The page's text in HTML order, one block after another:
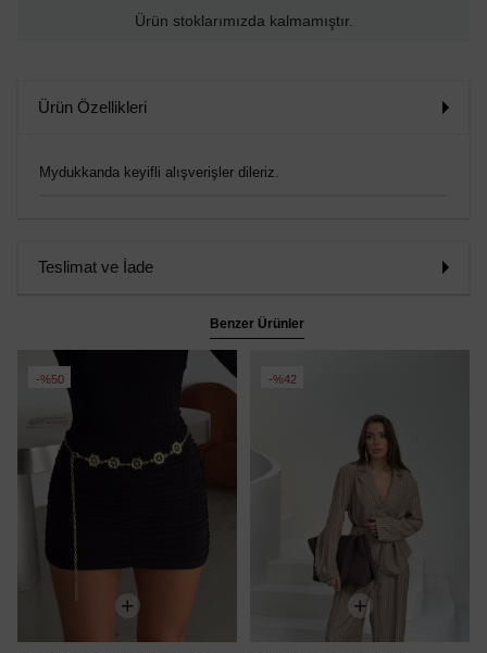
Ürün stoklarımızda kalmamıştır.
Ürün Özellikleri
Mydukkanda keyifli alışverişler dileriz.
Teslimat ve İade
Benzer Ürünler
%50 %42